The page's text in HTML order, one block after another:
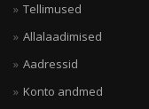
Tellimused
Allalaadimised
Aadressid
Konto andmed